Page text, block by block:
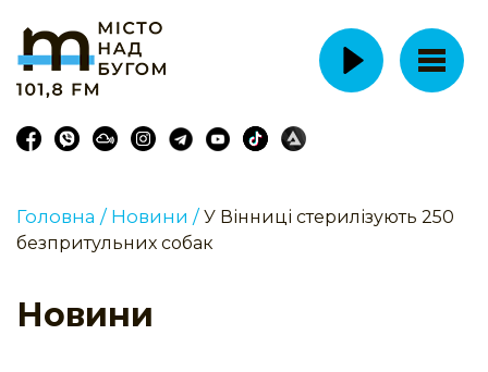
Головна / Новини / У Вінниці стерилізують 250
безпритульних собак
Новини